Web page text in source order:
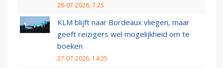
28-07-2026, 7:25
KLM blijft naar Bordeaux vliegen, maar
geeft reizigers wel mogelijkheid om te
boeken
27-07-2026, 14:25